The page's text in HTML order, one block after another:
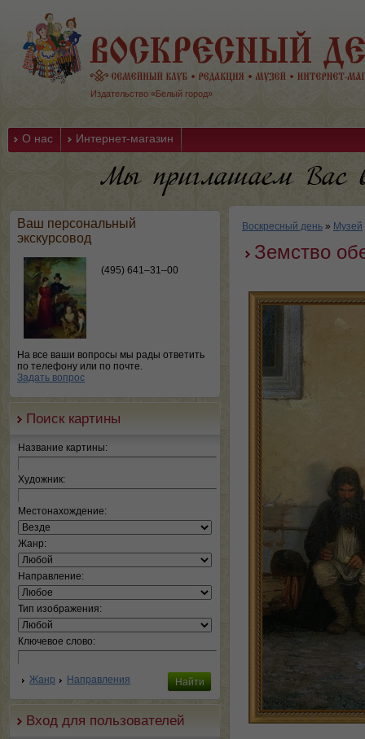
Издательство «Белый город»
О нас Интернет-магазин
Ваш персональный
экскурсовод
(495) 641–31–00
На все ваши вопросы мы рады ответить
по телефону или по почте.
Задать вопрос
Поиск картины
Название картины:
Художник:
Местонахождение:
Жанр:
Направление:
Тип изображения:
Ключевое слово:
Жанр Направления
Вход для пользователей
Воскресный день » Музей
Земство